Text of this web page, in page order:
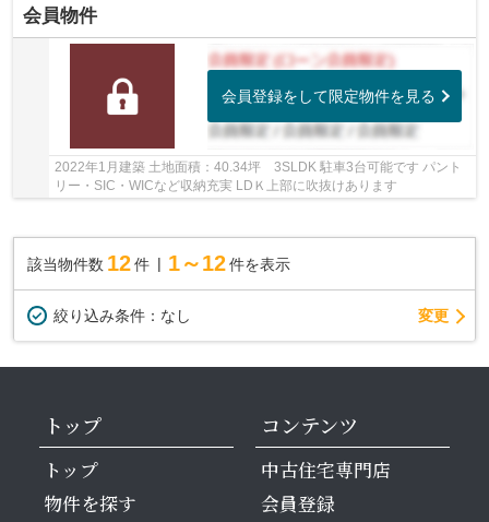
会員物件
会員登録をして限定物件を見る
2022年1月建築 土地面積：40.34坪 3SLDK 駐車3台可能です パント
リー・SIC・WICなど収納充実 LDＫ上部に吹抜けあります
該当物件数 12件 1～12 件を表示
絞り込み条件： なし 変更
トップ
トップ
物件を探す
コンテンツ
中古住宅専門店
会員登録